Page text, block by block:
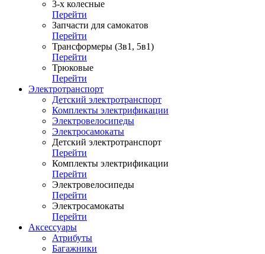
3-х колесные
Перейти
Запчасти для самокатов
Перейти
Трансформеры (3в1, 5в1)
Перейти
Трюковые
Перейти
Электротранспорт
Детский электротранспорт
Комплекты электрификации
Электровелосипеды
Электросамокаты
Детский электротранспорт
Перейти
Комплекты электрификации
Перейти
Электровелосипеды
Перейти
Электросамокаты
Перейти
Аксессуары
Атрибуты
Багажники